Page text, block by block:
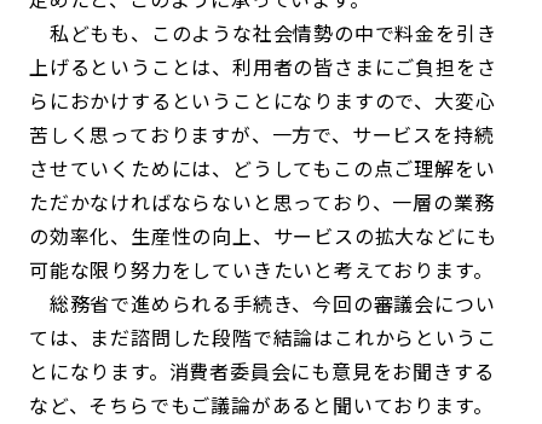
私どもも、このような社会情勢の中で料金を引き
上げるということは、利用者の皆さまにご負担をさ
らにおかけするということになりますので、大変心
苦しく思っておりますが、一方で、サービスを持続
させていくためには、どうしてもこの点ご理解をい
ただかなければならないと思っており、一層の業務
の効率化、生産性の向上、サービスの拡大などにも
可能な限り努力をしていきたいと考えております。
総務省で進められる手続き、今回の審議会につい
ては、まだ諮問した段階で結論はこれからというこ
とになります。消費者委員会にも意見をお聞きする
など、そちらでもご議論があると聞いております。